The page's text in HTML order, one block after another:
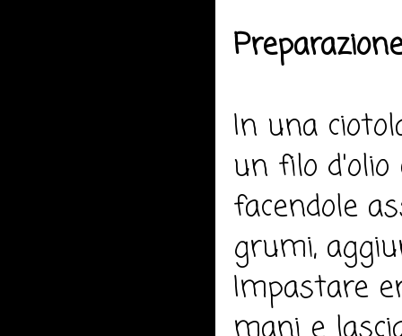
In una
un filo
facendole
grumi,
Impastare